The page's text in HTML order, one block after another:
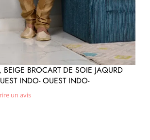
BEIGE BROCART DE SOIE JAQURD
INDO- OUEST INDO-
un avis